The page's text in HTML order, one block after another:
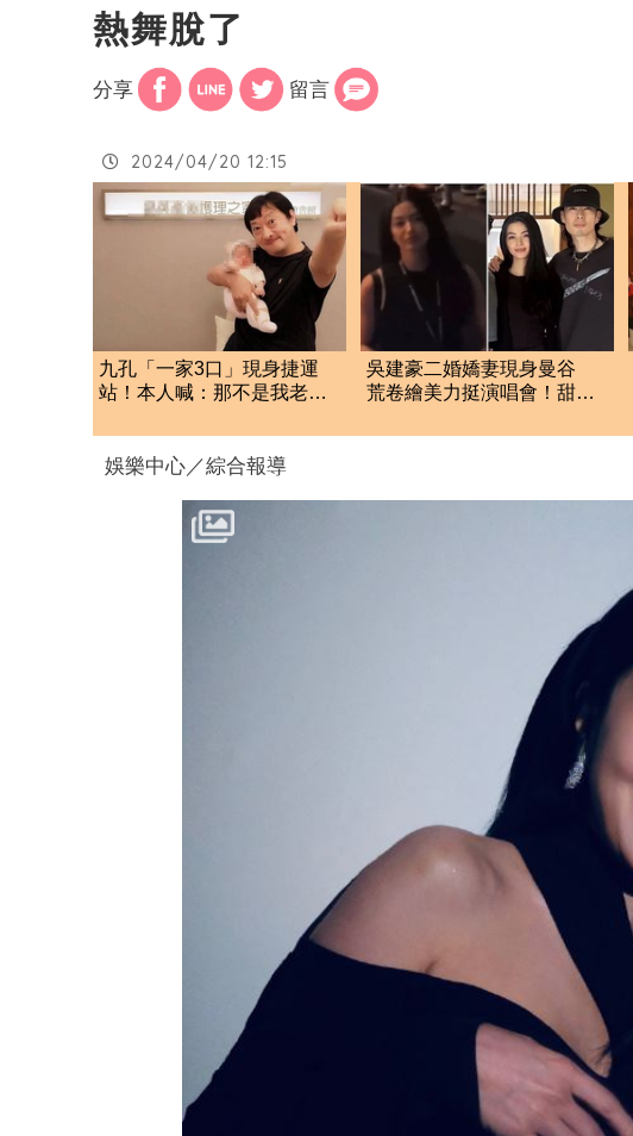
熱舞脫了
分享 留言
2024/04/20 12:15
九孔「一家3口」現身捷運
站！本人喊：那不是我老
吳建豪二婚嬌妻現身曼谷
荒卷繪美力挺演唱會！甜蜜
娛樂中心／綜合報導